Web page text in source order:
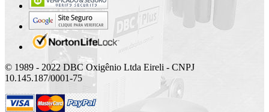
© 1989 - 2022 DBC Oxigênio Ltda Eireli - CNPJ
10.145.187/0001-75